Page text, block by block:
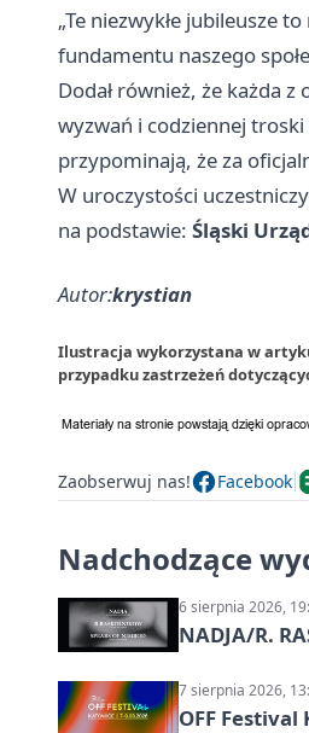
„Te niezwykłe jubileusze
fundamentu naszego
Dodał również, że każda
wyzwań i codziennej
przypominają, że za
W uroczystości
na podstawie: Śląski
Autor:krystian
Ilustracja wykorzystana w
przypadku zastrzeżeń
Zaobserwuj nas! Facebook
Nadchodzące
6 sierpnia 2026,
NADJA/R.
7 sierpnia 2026,
OFF